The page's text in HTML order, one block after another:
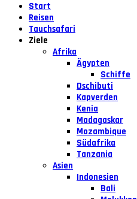
Start
Reisen
Tauchsafari
Ziele
Afrika
Ägypten
Schiffe
Dschibuti
Kapverden
Kenia
Madagaskar
Mozambique
Südafrika
Tanzania
Asien
Indonesien
Bali